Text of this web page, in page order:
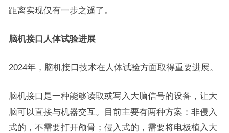
距离实现仅有一步之遥了。
脑机接口人体试验进展
2024年，脑机接口技术在人体试验方面取得重要进展。
脑机接口是一种能够读取或写入大脑信号的设备，让大
脑可以直接与机器交互。目前主要有两种方案：非侵入
式的，不需要打开颅骨；侵入式的，需要将电极植入大